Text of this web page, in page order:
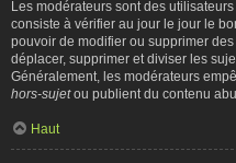
Les modérateurs sont des
consiste à vérifier au jour le jour le
pouvoir de modifier ou supprimer
déplacer, supprimer et diviser les
Généralement, les modérateurs
hors-sujetou publient du contenu
Haut